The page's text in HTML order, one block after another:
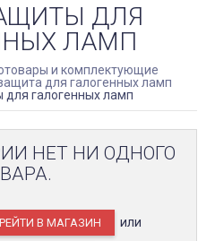
ДЛЯ
ЛАМП
и комплектующие
для галогенных ламп
для галогенных ламп
НЕТ НИ ОДНОГО
В МАГАЗИН или